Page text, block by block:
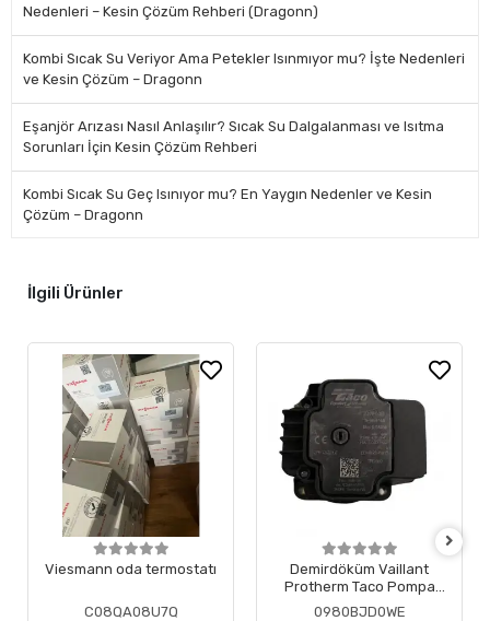
Nedenleri – Kesin Çözüm Rehberi (Dragonn)
Kombi Sıcak Su Veriyor Ama Petekler Isınmıyor mu? İşte Nedenleri
ve Kesin Çözüm – Dragonn
Eşanjör Arızası Nasıl Anlaşılır? Sıcak Su Dalgalanması ve Isıtma
Sorunları İçin Kesin Çözüm Rehberi
Kombi Sıcak Su Geç Isınıyor mu? En Yaygın Nedenler ve Kesin
Çözüm – Dragonn
İlgili Ürünler
Viesmann oda termostatı
C08QA08U7Q
Demirdöküm Vaillant
Protherm Taco Pompa
Motoru ( Revizyonlu )
0980BJD0WE